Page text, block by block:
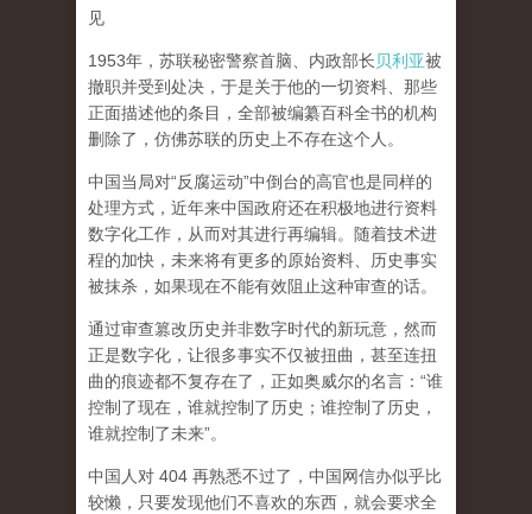
见
1953年，苏联秘密警察首脑、内政部长贝利亚被
撤职并受到处决，于是关于他的一切资料、那些
正面描述他的条目，全部被编纂百科全书的机构
删除了，仿佛苏联的历史上不存在这个人。
中国当局对“反腐运动”中倒台的高官也是同样的
处理方式，近年来中国政府还在积极地进行资料
数字化工作，从而对其进行再编辑。随着技术进
程的加快，未来将有更多的原始资料、历史事实
被抹杀，如果现在不能有效阻止这种审查的话。
通过审查篡改历史并非数字时代的新玩意，然而
正是数字化，让很多事实不仅被扭曲，甚至连扭
曲的痕迹都不复存在了，正如奥威尔的名言：“谁
控制了现在，谁就控制了历史；谁控制了历史，
谁就控制了未来”。
中国人对 404 再熟悉不过了，中国网信办似乎比
较懒，只要发现他们不喜欢的东西，就会要求全